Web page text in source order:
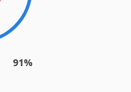
91%